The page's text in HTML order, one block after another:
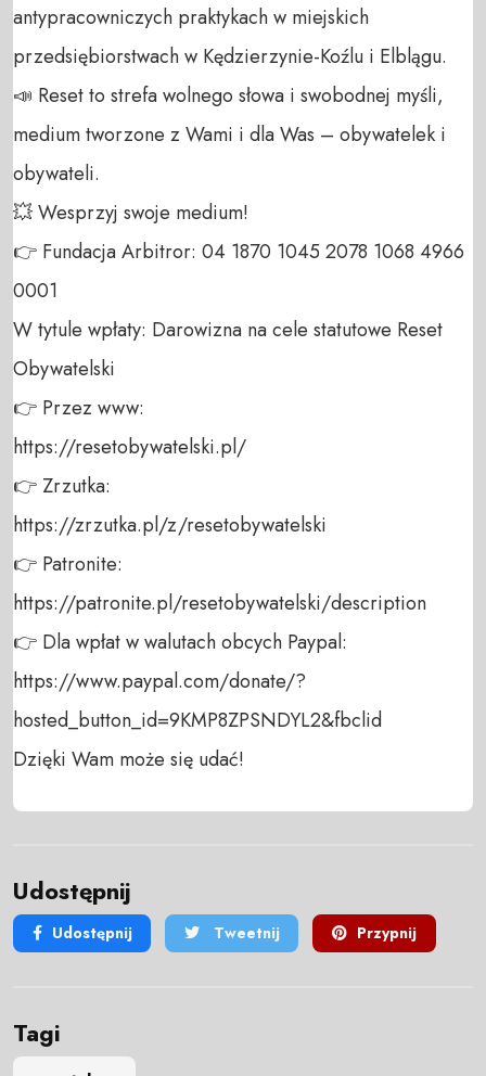
antypracowniczych praktykach w miejskich
przedsiębiorstwach w Kędzierzynie-Koźlu i Elblągu.
📣 Reset to strefa wolnego słowa i swobodnej myśli,
medium tworzone z Wami i dla Was – obywatelek i
obywateli.
💥 Wesprzyj swoje medium!
👉 Fundacja Arbitror: 04 1870 1045 2078 1068 4966
0001
W tytule wpłaty: Darowizna na cele statutowe Reset
Obywatelski
👉 Przez www:
https://resetobywatelski.pl/
👉 Zrzutka:
https://zrzutka.pl/z/resetobywatelski
👉 Patronite:
https://patronite.pl/resetobywatelski/description
👉 Dla wpłat w walutach obcych Paypal:
https://www.paypal.com/donate/?
hosted_button_id=9KMP8ZPSNDYL2&fbclid
Dzięki Wam może się udać!
Udostępnij
Udostępnij Tweetnij Przypnij
Tagi